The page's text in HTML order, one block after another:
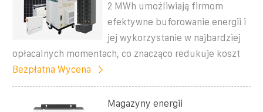
2 MWh umożliwiają firmom
efektywne buforowanie energii i
jej wykorzystanie w najbardziej
opłacalnych momentach, co znacząco redukuje koszt
Bezpłatna Wycena
Magazyny energii